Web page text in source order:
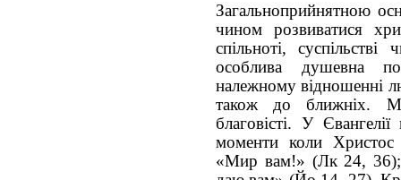
Загальноприйнятною
чином розвиватися
спільноті,
особлива душевна
належному відношенні
також до ближніх.
благовісті. У
моменти коли Христос
«Мир вам!» (Лк 24,